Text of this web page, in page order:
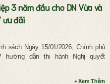
3 năm đầu cho DN Vừa và
ưu đãi
sách Ngày 15/01/2026, Chính phủ
hướng dẫn thi hành Nghị quyết
+ Xem Thêm